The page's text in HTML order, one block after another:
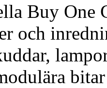
Buy One
och